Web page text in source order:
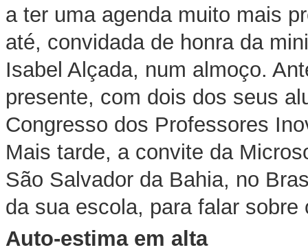
a ter uma agenda muito mais
até, convidada de honra da
Isabel Alçada, num almoço.
presente, com dois dos seus
Congresso dos Professores
Mais tarde, a convite da
São Salvador da Bahia, no
da sua escola, para falar sobre
Auto-estima em alta